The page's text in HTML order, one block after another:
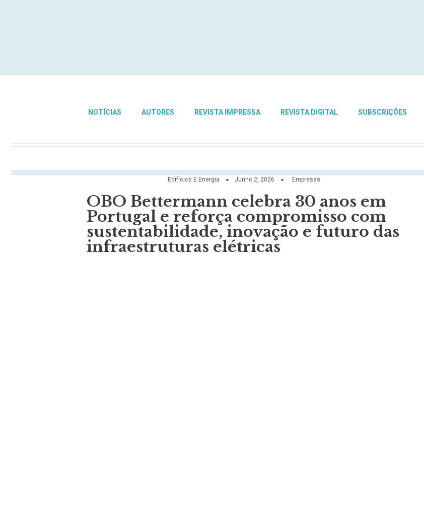
NOTÍCIAS AUTORES REVISTA IMPRESSA REVISTA DIGITAL SUBSCRIÇÕES
Edifícios E Energia Junho 2, 2026 Empresas
OBO Bettermann celebra 30 anos em
Portugal e reforça compromisso com
sustentabilidade, inovação e futuro das
infraestruturas elétricas